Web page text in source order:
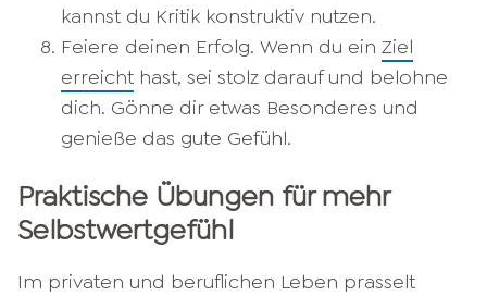
kannst du Kritik konstruktiv nutzen.
Feiere deinen Erfolg. Wenn du ein Ziel
erreicht hast, sei stolz darauf und belohne
dich. Gönne dir etwas Besonderes und
genieße das gute Gefühl.
Praktische Übungen für mehr
Selbstwertgefühl
Im privaten und beruflichen Leben prasselt